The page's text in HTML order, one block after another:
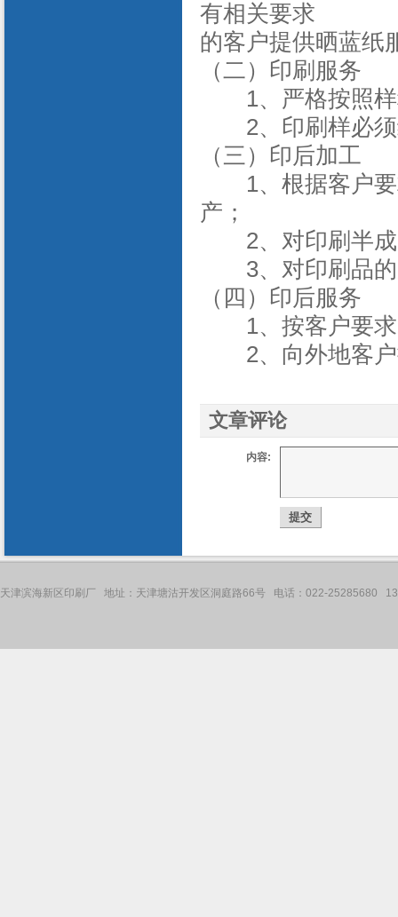
有相关要求
的客户提供晒蓝纸
（二）印刷服务
1、严格按照样
2、印刷样必须
（三）印后加工
1、根据客户要
产；
2、对印刷半成
3、对印刷品的
（四）印后服务
1、按客户要求
2、向外地客户
文章评论
内容:
天津滨海新区印刷厂 地址：天津塘沽开发区洞庭路66号 电话：022-